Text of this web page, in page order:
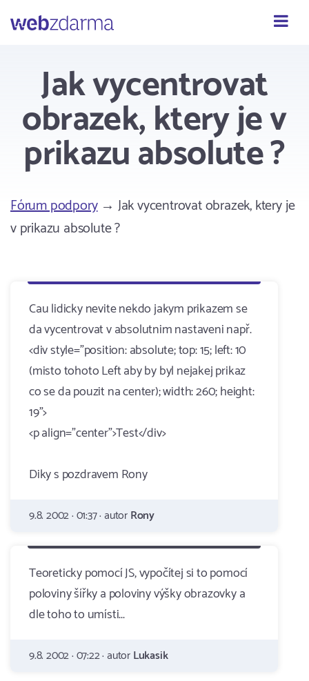
Webzdarma
Jak vycentrovat
obrazek, ktery je v
prikazu absolute ?
Fórum podpory→ Jak vycentrovat obrazek, ktery je
v prikazu absolute ?
Cau lidicky nevite nekdo jakym prikazem se
da vycentrovat v absolutnim nastaveni např.
<div style="position: absolute; top: 15; left: 10
(misto tohoto Left aby by byl nejakej prikaz
co se da pouzit na center); width: 260; height:
19">
<p align="center">Test</div>
Diky s pozdravem Rony
9.8. 2002 · 01:37 · autorRony
Teoreticky pomocí JS, vypočítej si to pomocí
poloviny šířky a poloviny výšky obrazovky a
dle toho to umísti...
9.8. 2002 · 07:22 · autorLukasik